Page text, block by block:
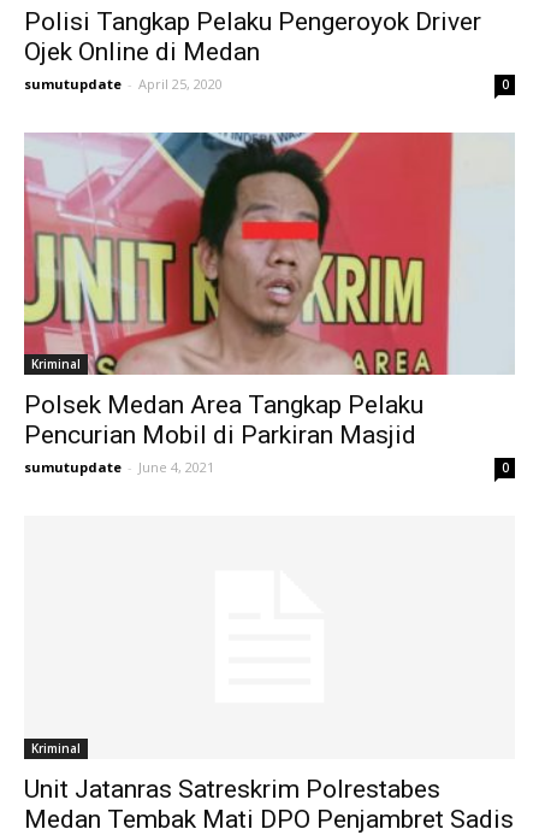
Polisi Tangkap Pelaku Pengeroyok Driver
Ojek Online di Medan
sumutupdate - April 25, 2020 0
Kriminal
Polsek Medan Area Tangkap Pelaku
Pencurian Mobil di Parkiran Masjid
sumutupdate - June 4, 2021 0
Kriminal
Unit Jatanras Satreskrim Polrestabes
Medan Tembak Mati DPO Penjambret Sadis